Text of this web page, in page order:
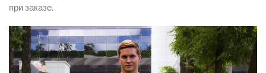
при заказе.